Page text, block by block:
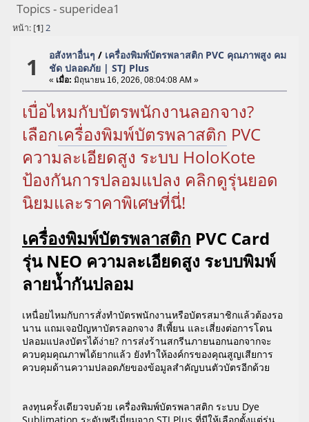
Topics - superidea1
หน้า: [1]2
1 อสังหาอื่นๆ / เครื่องพิมพ์บัตรพลาสติก PVC คุณภาพสูง คม
ชัด ปลอดภัย | STJ Plus
« เมื่อ: มิถุนายน 16, 2026, 08:04:08 AM »
เบื่อไหมกับบัตรพนักงานลอกจาง?
เลือกเครื่องพิมพ์บัตรพลาสติก PVC
ความละเอียดสูง ระบบ HoloKote
ป้องกันการปลอมแปลง คลิกดูรุ่นยอด
นิยมและราคาพิเศษที่นี่!
เครื่องพิมพ์บัตรพลาสติก PVC Card
รุ่น NEO ความละเอียดสูง ระบบพิมพ์
ลายน้ำกันปลอม
เหนื่อยไหมกับการสั่งทำบัตรพนักงานหรือบัตรสมาชิกแล้วต้องรอ
นาน แถมเจอปัญหาบัตรลอกจาง สีเพี้ยน และเสี่ยงต่อการโดน
ปลอมแปลงบัตรได้ง่าย? การส่งร้านสกรีนภายนอกนอกจากจะ
ควบคุมคุณภาพได้ยากแล้ว ยังทำให้องค์กรของคุณสูญเสียการ
ควบคุมด้านความปลอดภัยของข้อมูลสำคัญบนตัวบัตรอีกด้วย
ลงทุนครั้งเดียวจบด้วย เครื่องพิมพ์บัตรพลาสติก ระบบ Dye